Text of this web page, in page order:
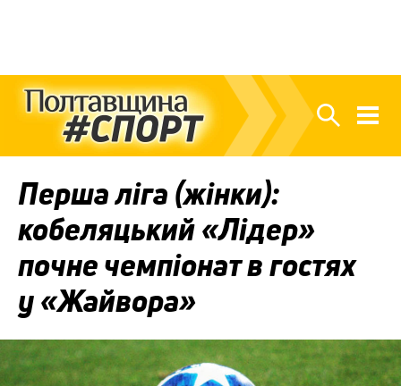
Перша ліга (жінки):
кобеляцький «Лідер»
почне чемпіонат в гостях
у «Жайвора»